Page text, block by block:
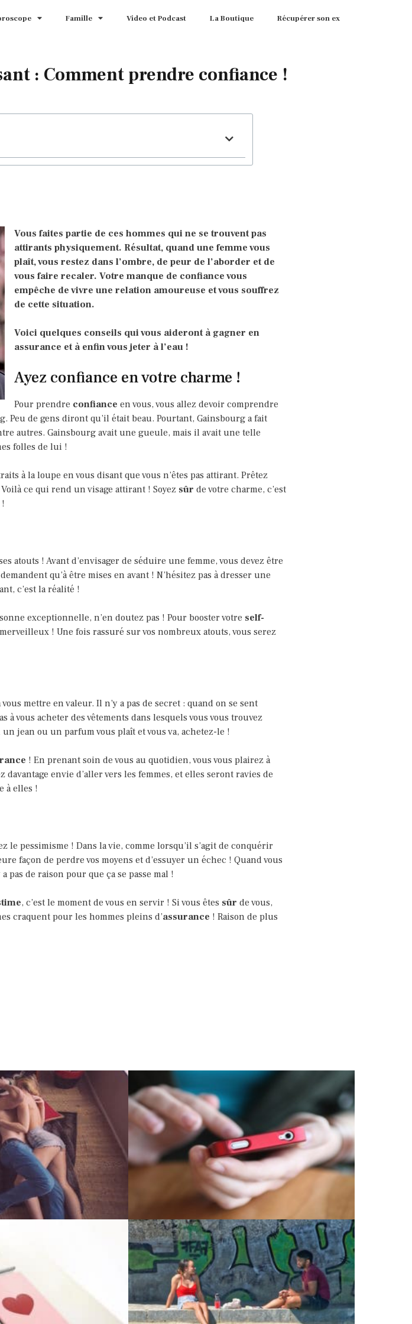
Famille Video et Podcast La Boutique Récupérer son ex
: Comment prendre confiance !
Vous faites partie de ces hommes qui ne se trouvent pas
attirants physiquement. Résultat, quand une femme vous
plaît, vous restez dans l’ombre, de peur de l’aborder et de
vous faire recaler. Votre manque de confiance vous
empêche de vivre une relation amoureuse et vous souffrez
de cette situation.
Voici quelques conseils qui vous aideront à gagner en
assurance et à enfin vous jeter à l’eau !
Ayez confiance en votre charme !
Pour prendre confiance en vous, vous allez devoir comprendre
Peu de gens diront qu’il était beau. Pourtant, Gainsbourg a fait
autres. Gainsbourg avait une gueule, mais il avait une telle
folles de lui !
à la loupe en vous disant que vous n’êtes pas attirant. Prêtez
ce qui rend un visage attirant ! Soyez sûr de votre charme, c’est
!
atouts ! Avant d’envisager de séduire une femme, vous devez être
qu’à être mises en avant ! N’hésitez pas à dresser une
c’est la réalité !
exceptionnelle, n’en doutez pas ! Pour booster votre self-
! Une fois rassuré sur vos nombreux atouts, vous serez
mettre en valeur. Il n’y a pas de secret : quand on se sent
à vous acheter des vêtements dans lesquels vous vous trouvez
jean ou un parfum vous plaît et vous va, achetez-le !
! En prenant soin de vous au quotidien, vous vous plairez à
davantage envie d’aller vers les femmes, et elles seront ravies de
à elles !
le pessimisme ! Dans la vie, comme lorsqu’il s’agit de conquérir
façon de perdre vos moyens et d’essuyer un échec ! Quand vous
pas de raison pour que ça se passe mal !
, c’est le moment de vous en servir ! Si vous êtes sûr de vous,
craquent pour les hommes pleins d’assurance ! Raison de plus